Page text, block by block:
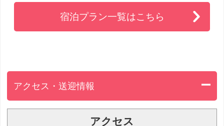
宿泊プラン一覧はこちら
アクセス・送迎情報
アクセス